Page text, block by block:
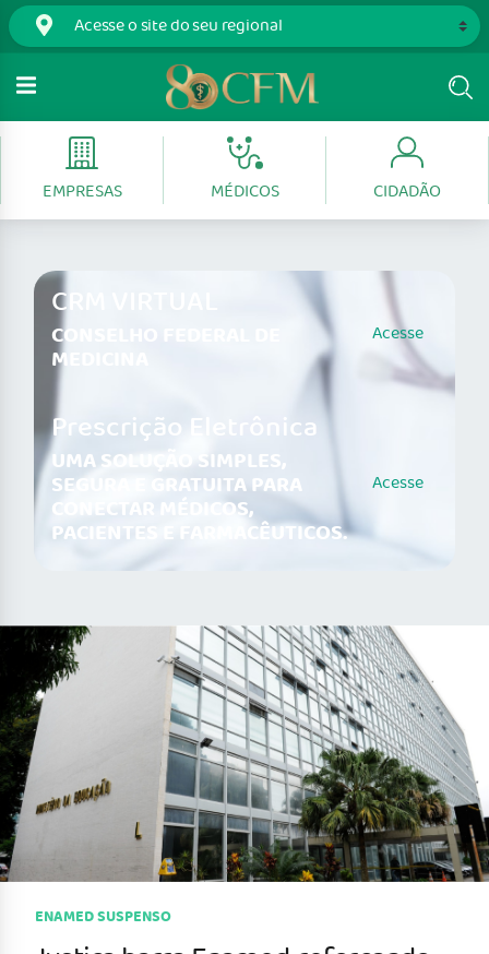
EMPRESAS MÉDICOS CIDADÃO
CRM VIRTUAL
CONSELHO FEDERAL DE
MEDICINA
Acesse
Prescrição Eletrônica
UMA SOLUÇÃO SIMPLES,
SEGURA E GRATUITA PARA
CONECTAR MÉDICOS,
PACIENTES E FARMACÊUTICOS.
Acesse
ENAMED SUSPENSO